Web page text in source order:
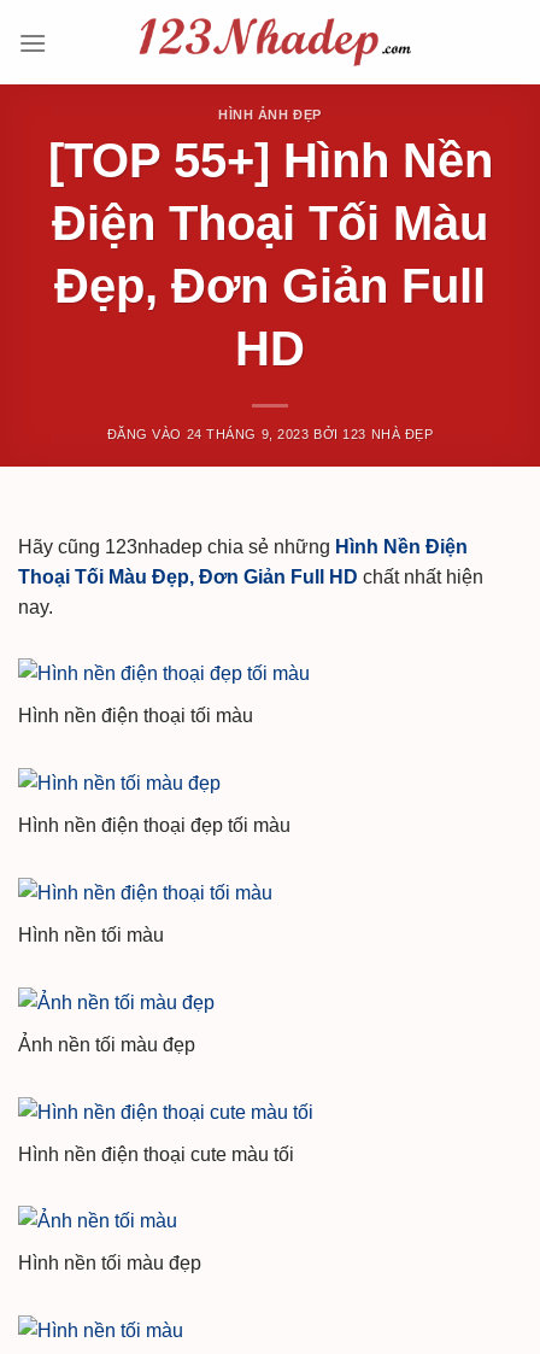
qua
HÌNH ẢNH ĐẸP
[TOP 55+] Hình Nền
Điện Thoại Tối Màu
Đẹp, Đơn Giản Full
HD
ĐĂNG VÀO 24 THÁNG 9, 2023 BỞI 123 NHÀ ĐẸP
Hãy cũng 123nhadep chia sẻ những Hình Nền Điện
Thoại Tối Màu Đẹp, Đơn Giản Full HD chất nhất hiện
nay.
Hình nền điện thoại tối màu
Hình nền điện thoại đẹp tối màu
Hình nền tối màu
Ảnh nền tối màu đẹp
Hình nền điện thoại cute màu tối
Hình nền tối màu đẹp